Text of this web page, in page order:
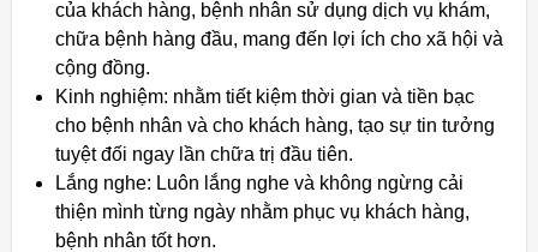
của khách hàng, bệnh nhân sử dụng dịch vụ khám,
chữa bệnh hàng đầu, mang đến lợi ích cho xã hội và
cộng đồng.
Kinh nghiệm: nhằm tiết kiệm thời gian và tiền bạc
cho bệnh nhân và cho khách hàng, tạo sự tin tưởng
tuyệt đối ngay lần chữa trị đầu tiên.
Lắng nghe: Luôn lắng nghe và không ngừng cải
thiện mình từng ngày nhằm phục vụ khách hàng,
bệnh nhân tốt hơn.